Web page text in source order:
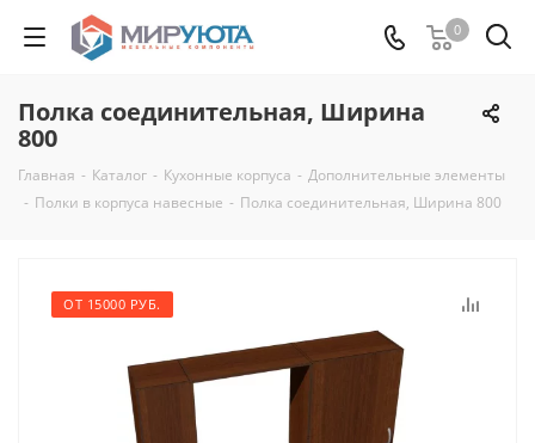
0
Полка соединительная, Ширина
800
Главная - Каталог - Кухонные корпуса - Дополнительные элементы
- Полки в корпуса навесные - Полка соединительная, Ширина 800
ОТ 15000 РУБ.